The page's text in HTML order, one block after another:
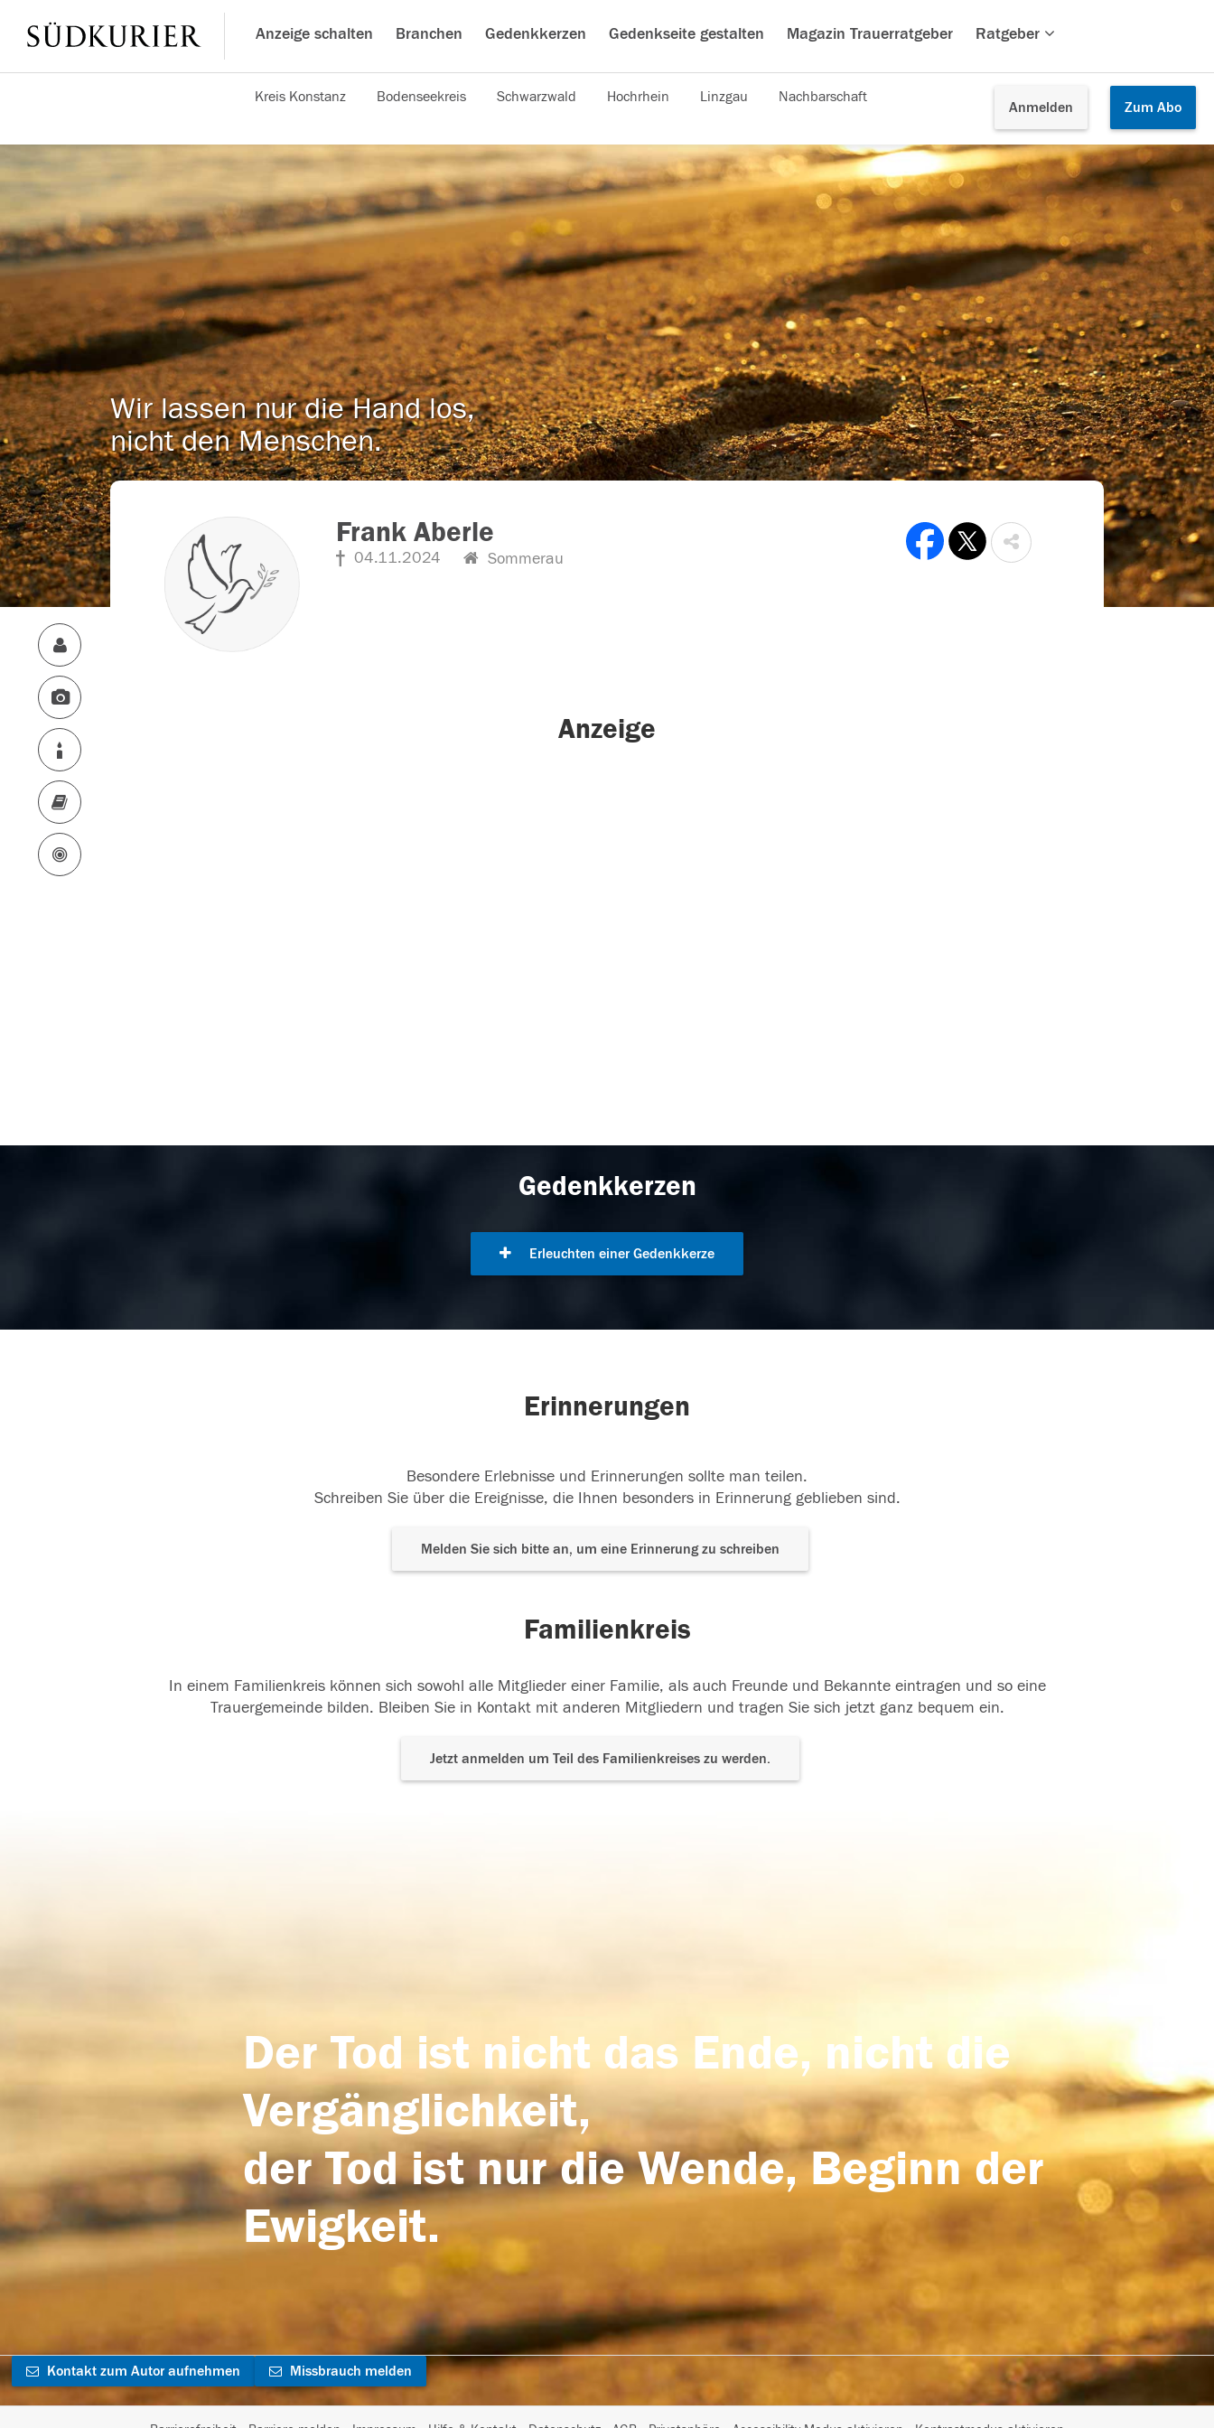
Anzeige schalten Branchen Gedenkkerzen Gedenkseite gestalten Magazin Trauerratgeber Ratgeber
Anmelden Zum Abo
Kreis Konstanz Bodenseekreis Schwarzwald Hochrhein Linzgau Nachbarschaft
Wir lassen nur die Hand los,
nicht den Menschen.
Frank Aberle
04.11.2024 Sommerau
Anzeige
Gedenkkerzen
Erleuchten einer Gedenkkerze
Erinnerungen
Besondere Erlebnisse und Erinnerungen sollte man teilen.
Schreiben Sie über die Ereignisse, die Ihnen besonders in Erinnerung geblieben sind.
Melden Sie sich bitte an, um eine Erinnerung zu schreiben
Familienkreis
In einem Familienkreis können sich sowohl alle Mitglieder einer Familie, als auch Freunde und Bekannte eintragen und so eine
Trauergemeinde bilden. Bleiben Sie in Kontakt mit anderen Mitgliedern und tragen Sie sich jetzt ganz bequem ein.
Jetzt anmelden um Teil des Familienkreises zu werden.
Der Tod ist nicht das Ende, nicht die
Vergänglichkeit,
der Tod ist nur die Wende, Beginn der
Ewigkeit.
Kontakt zum Autor aufnehmen Missbrauch melden